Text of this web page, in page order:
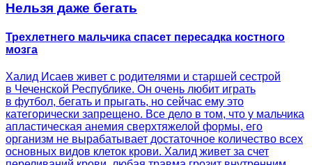
Нельзя даже бегать
Трехлетнего мальчика спасет пересадка костного
мозга
Халид Исаев живет с родителями и старшей сестрой
в Чеченской Республике. Он очень любит играть
в футбол, бегать и прыгать, но сейчас ему это
категорически запрещено. Все дело в том, что у мальчика
апластическая анемия сверхтяжелой формы, его
организм не вырабатывает достаточное количество всех
основных видов клеток крови. Халид живет за счет